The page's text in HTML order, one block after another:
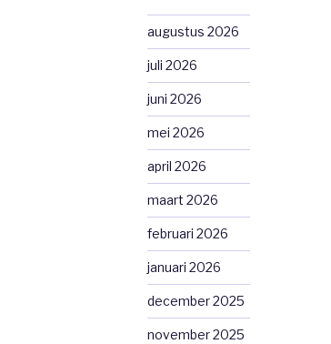
augustus 2026
juli 2026
juni 2026
mei 2026
april 2026
maart 2026
februari 2026
januari 2026
december 2025
november 2025